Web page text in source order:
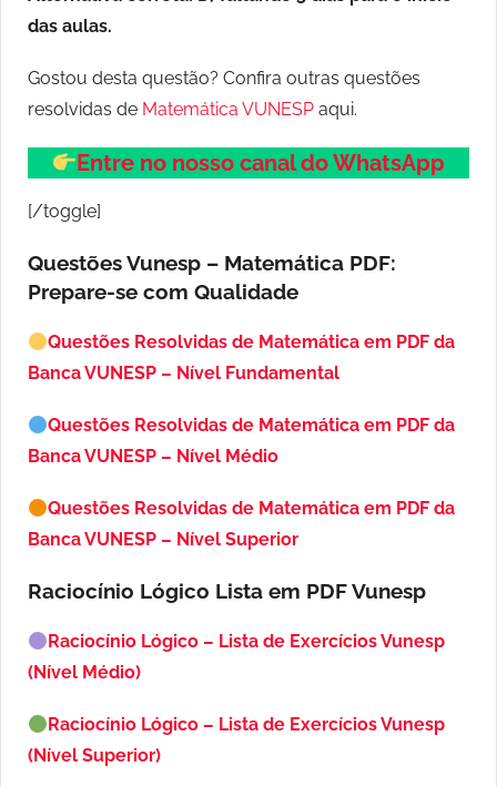
das aulas.
Gostou desta questão? Confira outras questões
resolvidas de Matemática VUNESP aqui.
Entre no nosso canal do WhatsApp
[/toggle]
Questões Vunesp – Matemática PDF:
Prepare-se com Qualidade
Questões Resolvidas de Matemática em PDF da
Banca VUNESP – Nível Fundamental
Questões Resolvidas de Matemática em PDF da
Banca VUNESP – Nível Médio
Questões Resolvidas de Matemática em PDF da
Banca VUNESP – Nível Superior
Raciocínio Lógico Lista em PDFVunesp
Raciocínio Lógico – Lista de Exercícios Vunesp
(Nível Médio)
Raciocínio Lógico – Lista de Exercícios Vunesp
(Nível Superior)